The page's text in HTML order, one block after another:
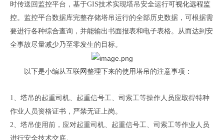
时传送回监控平台，基于GIS技术实现塔吊安全运行可视化远程监
控。监控平台数据库完整存储塔吊运行的全部历史数据，可根据需
要进行各种综合查询，并能输出书面报表和电子表格。从而达到安
全事故尽量减少乃至零发生的目标。
以下是小编从互联网整理下来的使用塔吊的注意事项：
1、塔吊的起重司机、起重信号工、 司索工等操作人员应取得特种
作业人员资格证书，严禁无证上岗。
2、塔吊使用前，应对起重司机、起重信号工、司索工等作业人员
进行安全技术交底。